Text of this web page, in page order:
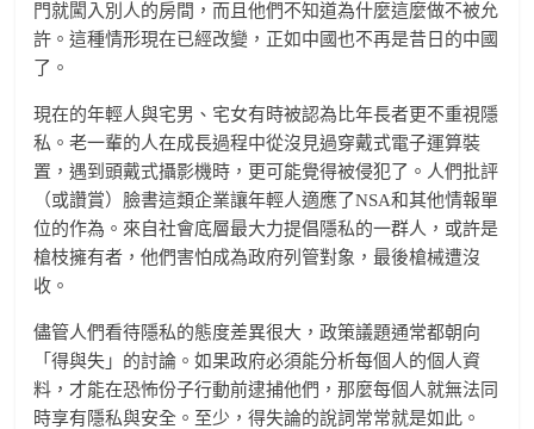
門就闖入別人的房間，而且他們不知道為什麼這麼做不被允
許。這種情形現在已經改變，正如中國也不再是昔日的中國
了。
現在的年輕人與宅男、宅女有時被認為比年長者更不重視隱
私。老一輩的人在成長過程中從沒見過穿戴式電子運算裝
置，遇到頭戴式攝影機時，更可能覺得被侵犯了。人們批評
（或讚賞）臉書這類企業讓年輕人適應了NSA和其他情報單
位的作為。來自社會底層最大力提倡隱私的一群人，或許是
槍枝擁有者，他們害怕成為政府列管對象，最後槍械遭沒
收。
儘管人們看待隱私的態度差異很大，政策議題通常都朝向
「得與失」的討論。如果政府必須能分析每個人的個人資
料，才能在恐怖份子行動前逮捕他們，那麼每個人就無法同
時享有隱私與安全。至少，得失論的說詞常常就是如此。